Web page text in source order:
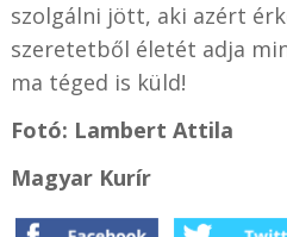
szolgálni jött, aki azért
szeretetből életét adja
ma téged is küld!
Fotó: Lambert Attila
Magyar Kurír